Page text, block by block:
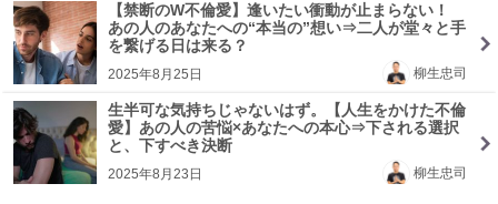
【禁断のW不倫愛】逢いたい衝動が止まらない！
あの人のあなたへの“本当の”想い⇒二人が堂々と手
を繋げる日は来る？
柳生忠司
2025年8月25日
生半可な気持ちじゃないはず。【人生をかけた不倫
愛】あの人の苦悩×あなたへの本心⇒下される選択
と、下すべき決断
柳生忠司
2025年8月23日